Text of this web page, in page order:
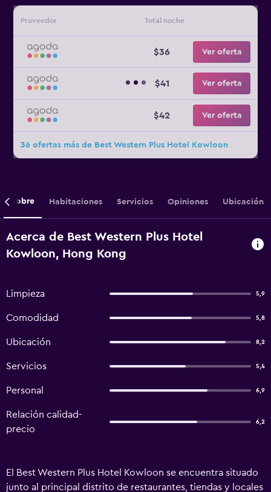
Proveedor Total noche
$36 Ver oferta
$41 Ver oferta
$42 Ver oferta
36 ofertas más de Best Western Plus Hotel Kowloon
Sobre Habitaciones Servicios Opiniones Ubicación
Acerca de Best Western Plus Hotel
Kowloon, Hong Kong
Limpieza 5,9
Comodidad 5,8
Ubicación 8,2
Servicios 5,4
Personal 6,9
Relación calidad-
precio
6,2
El Best Western Plus Hotel Kowloon se encuentra situado
junto al principal distrito de restaurantes, tiendas y locales